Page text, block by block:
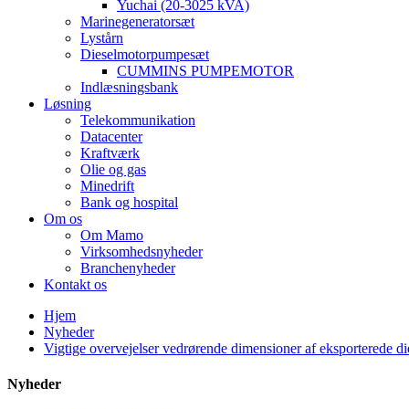
Yuchai (20-3025 kVA)
Marinegeneratorsæt
Lystårn
Dieselmotorpumpesæt
CUMMINS PUMPEMOTOR
Indlæsningsbank
Løsning
Telekommunikation
Datacenter
Kraftværk
Olie og gas
Minedrift
Bank og hospital
Om os
Om Mamo
Virksomhedsnyheder
Branchenyheder
Kontakt os
Hjem
Nyheder
Vigtige overvejelser vedrørende dimensioner af eksporterede
Nyheder